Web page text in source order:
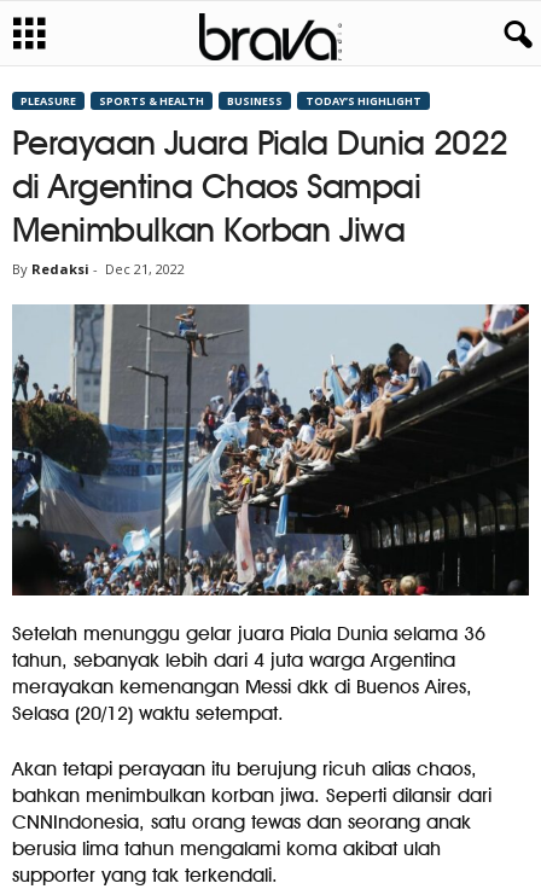
PLEASURE SPORTS & HEALTH BUSINESS TODAY’S HIGHLIGHT
Perayaan Juara Piala Dunia 2022
di Argentina Chaos Sampai
Menimbulkan Korban Jiwa
By Redaksi - Dec 21, 2022
Setelah menunggu gelar juara Piala Dunia selama 36
tahun, sebanyak lebih dari 4 juta warga Argentina
merayakan kemenangan Messi dkk di Buenos Aires,
Selasa (20/12) waktu setempat.
Akan tetapi perayaan itu berujung ricuh alias chaos,
bahkan menimbulkan korban jiwa. Seperti dilansir dari
CNNIndonesia, satu orang tewas dan seorang anak
berusia lima tahun mengalami koma akibat ulah
supporter yang tak terkendali.